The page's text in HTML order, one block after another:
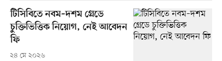
টিসিবিতে নবম–দশম গ্রেডে
চুক্তিভিত্তিক নিয়োগ, নেই আবেদন
ফি
২৪ মে ২০২৬